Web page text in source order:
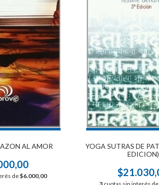
AL AMOR
de$6.000,00
YOGA SUTRAS DE
EDICION)